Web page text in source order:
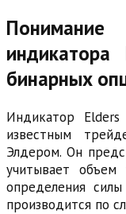
Понимание
бинарных
Индикатор
известным
Элдером. Он
учитывает
определения
производится по